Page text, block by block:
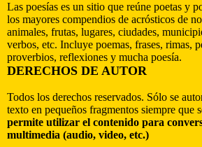
Las poesías es un sitio que reúne poetas y
los mayores compendios de acrósticos de
animales, frutas, lugares, ciudades,
verbos, etc. Incluye poemas, frases, rimas,
proverbios, reflexiones y mucha poesía.
DERECHOS DE AUTOR
Todos los derechos reservados. Sólo se
texto en pequeños fragmentos siempre que
permite utilizar el contenido para
multimedia (audio, video, etc.)